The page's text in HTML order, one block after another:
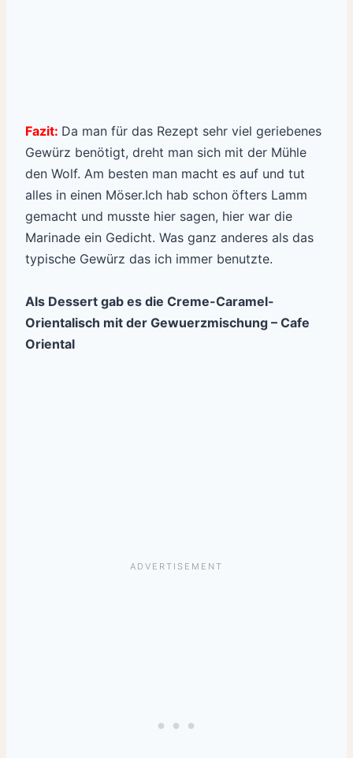
Fazit: Da man für das Rezept sehr viel geriebenes
Gewürz benötigt, dreht man sich mit der Mühle
den Wolf. Am besten man macht es auf und tut
alles in einen Möser.Ich hab schon öfters Lamm
gemacht und musste hier sagen, hier war die
Marinade ein Gedicht. Was ganz anderes als das
typische Gewürz das ich immer benutzte.
Als Dessert gab es die Creme-Caramel-
Orientalisch mit der Gewuerzmischung – Cafe
Oriental